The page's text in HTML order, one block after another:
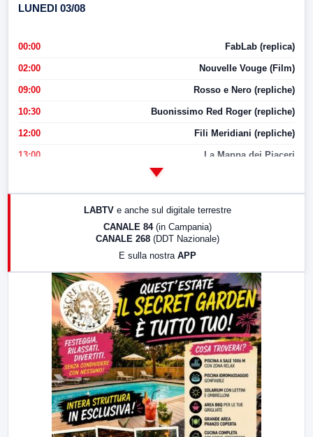
LUNEDI 03/08
00:00 FabLab (replica)
02:00 Nouvelle Vouge (Film)
09:00 Rosso e Nero (repliche)
10:30 Buonissimo Red Roger (repliche)
12:00 Fili Meridiani (repliche)
13:00 La Mappa dei Piaceri
17:00 LabNews (replica)
LabNews (replica)
LABTV e anche sul digitale terrestre
CANALE 84 (in Campania)
CANALE 268 (DDT Nazionale)
E sulla nostra APP